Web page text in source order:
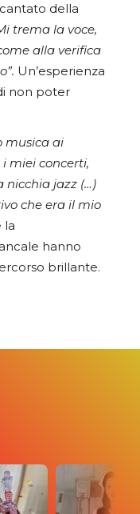
della
trema la voce,
alla verifica
Un’esperienza
non poter
musica ai
miei concerti,
nicchia jazz (…)
che era il mio
la
hanno
brillante.